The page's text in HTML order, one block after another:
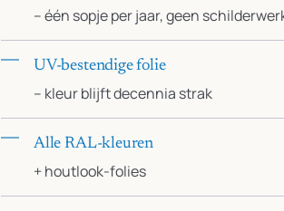
– één sopje per jaar, geen
UV-bestendige folie
– kleur blijft decennia strak
Alle RAL-kleuren
+ houtlook-folies